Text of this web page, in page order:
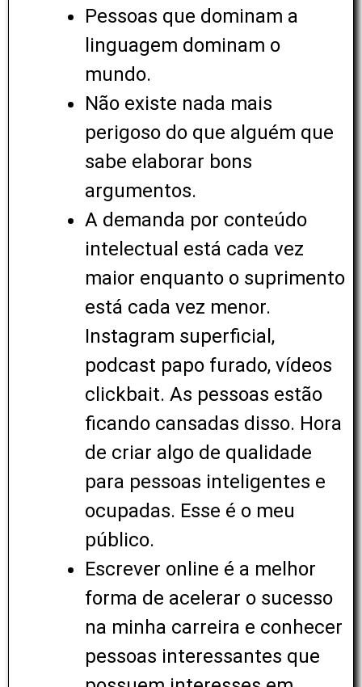
Pessoas que dominam a
linguagem dominam o
mundo.
Não existe nada mais
perigoso do que alguém que
sabe elaborar bons
argumentos.
A demanda por conteúdo
intelectual está cada vez
maior enquanto o suprimento
está cada vez menor.
Instagram superficial,
podcast papo furado, vídeos
clickbait. As pessoas estão
ficando cansadas disso. Hora
de criar algo de qualidade
para pessoas inteligentes e
ocupadas. Esse é o meu
público.
Escrever online é a melhor
forma de acelerar o sucesso
na minha carreira e conhecer
pessoas interessantes que